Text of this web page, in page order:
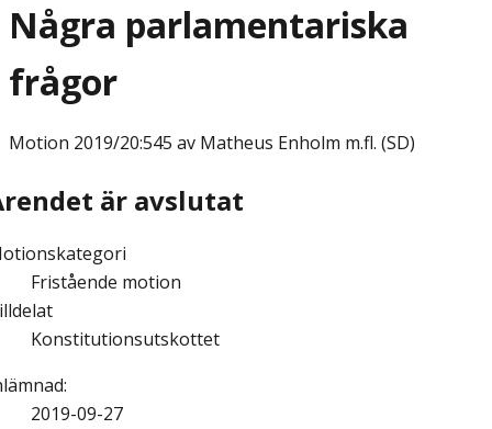
Några parlamentariska
frågor
Motion 2019/20:545 av Matheus Enholm m.fl. (SD)
är avslutat
Fristående motion
Konstitutionsutskottet
:
2019-09-27